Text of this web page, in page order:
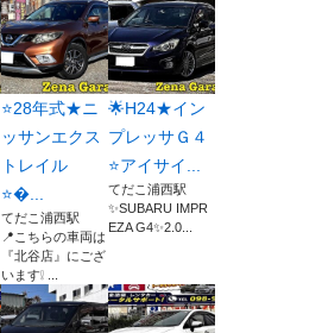
⭐28年式★ニ
ッサンエクス
トレイル
⭐...
てだこ浦西駅
📍こちらの車両は
『北谷店』にござ
います❕ ...
🌟H24★イン
プレッサＧ４
⭐アイサイ...
てだこ浦西駅
✨SUBARU IMPR
EZA G4✨2.0...